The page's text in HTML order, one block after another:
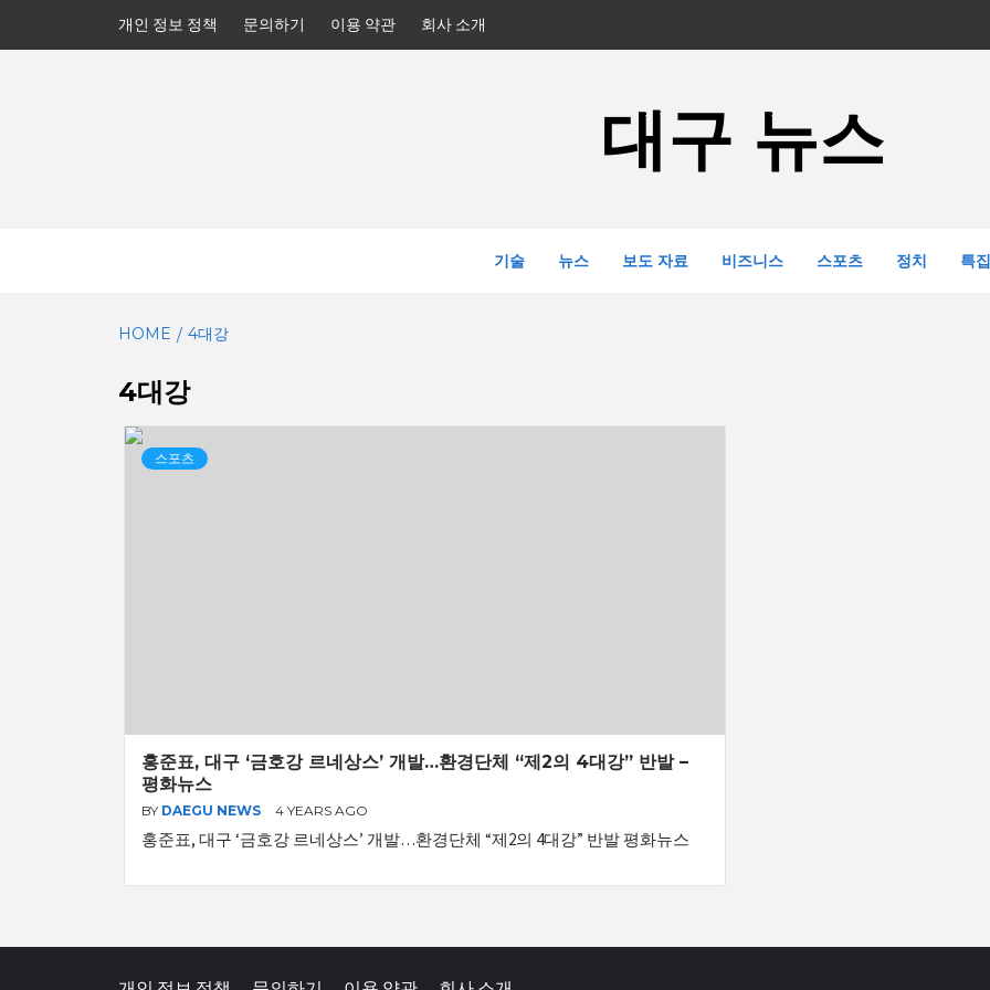
개인 정보 정책 문의하기 이용 약관 회사 소개
대구 뉴스
기술 뉴스 보도 자료 비즈니스 스포츠 정치 특집
HOME 4대강
4대강
스포츠
홍준표, 대구 ‘금호강 르네상스’ 개발…환경단체 “제2의 4대강” 반발 –
평화뉴스
BY DAEGU NEWS 4 YEARS AGO
홍준표, 대구 ‘금호강 르네상스’ 개발…환경단체 “제2의 4대강” 반발 평화뉴스